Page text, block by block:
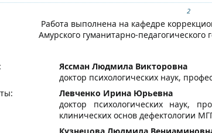
2
Работа выполнена на кафедре
Амурского гуманитарно-педагогического
Яссман Людмила Викторовна
доктор психологических наук,
Левченко Ирина Юрьевна
доктор психологических наук,
клинических основ дефектологии